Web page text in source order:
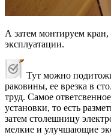
А затем монтируем
эксплуатации.
Тут можно
раковины, ее врезка в
труд. Самое
установки, то есть
затем столешницу
мелкие и улучшающие